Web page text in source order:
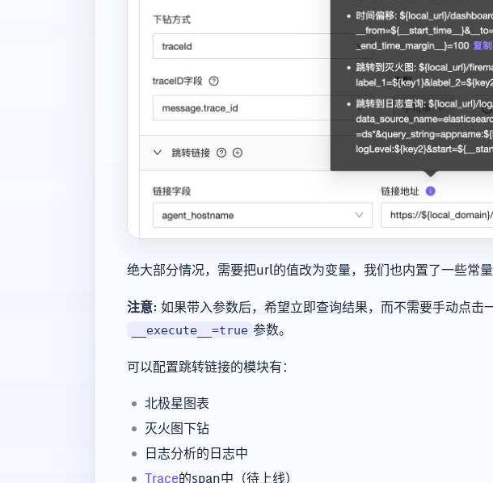
绝大部分情况，需要把url的值改为变量，我们也内置了一些常
注意: 如果带入参数后，希望立即查询结果，而不需要手动点击
__execute__=true 参数。
可以配置跳转链接的模块有：
北极星图表
灭火图下钻
日志分析的日志中
Trace的span中（待上线）